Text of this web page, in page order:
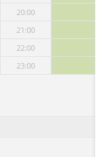
20:00
21:00
22:00
23:00